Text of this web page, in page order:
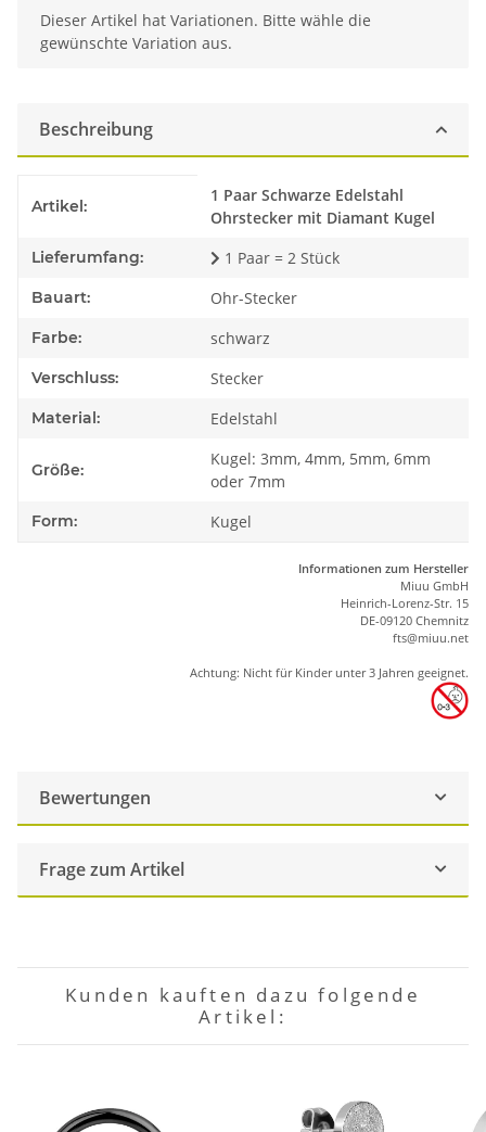
x
Dieser Artikel hat Variationen. Bitte wähle die
gewünschte Variation aus.
Beschreibung
Artikel:
1 Paar Schwarze Edelstahl
Ohrstecker mit Diamant Kugel
Lieferumfang: 1 Paar = 2 Stück
Bauart: Ohr-Stecker
Farbe: schwarz
Verschluss: Stecker
Material: Edelstahl
Größe:
Kugel: 3mm, 4mm, 5mm, 6mm
oder 7mm
Form: Kugel
Informationen zum Hersteller
Miuu GmbH
Heinrich-Lorenz-Str. 15
DE-09120 Chemnitz
fts@miuu.net
Achtung: Nicht für Kinder unter 3 Jahren geeignet.
Bewertungen
Frage zum Artikel
Kunden kauften dazu folgende
Artikel: